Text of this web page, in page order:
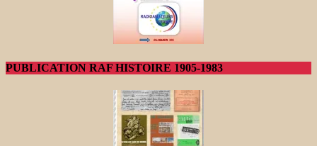
PUBLICATION RAF HISTOIRE 1905-1983